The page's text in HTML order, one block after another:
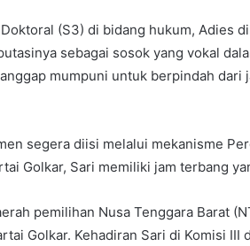
(S3) di bidang hukum, Adies
sebagai sosok yang vokal
mumpuni untuk berpindah dari
segera diisi melalui mekanisme
Golkar, Sari memiliki jam terbang
pemilihan Nusa Tenggara Barat
Golkar. Kehadiran Sari di Komisi III